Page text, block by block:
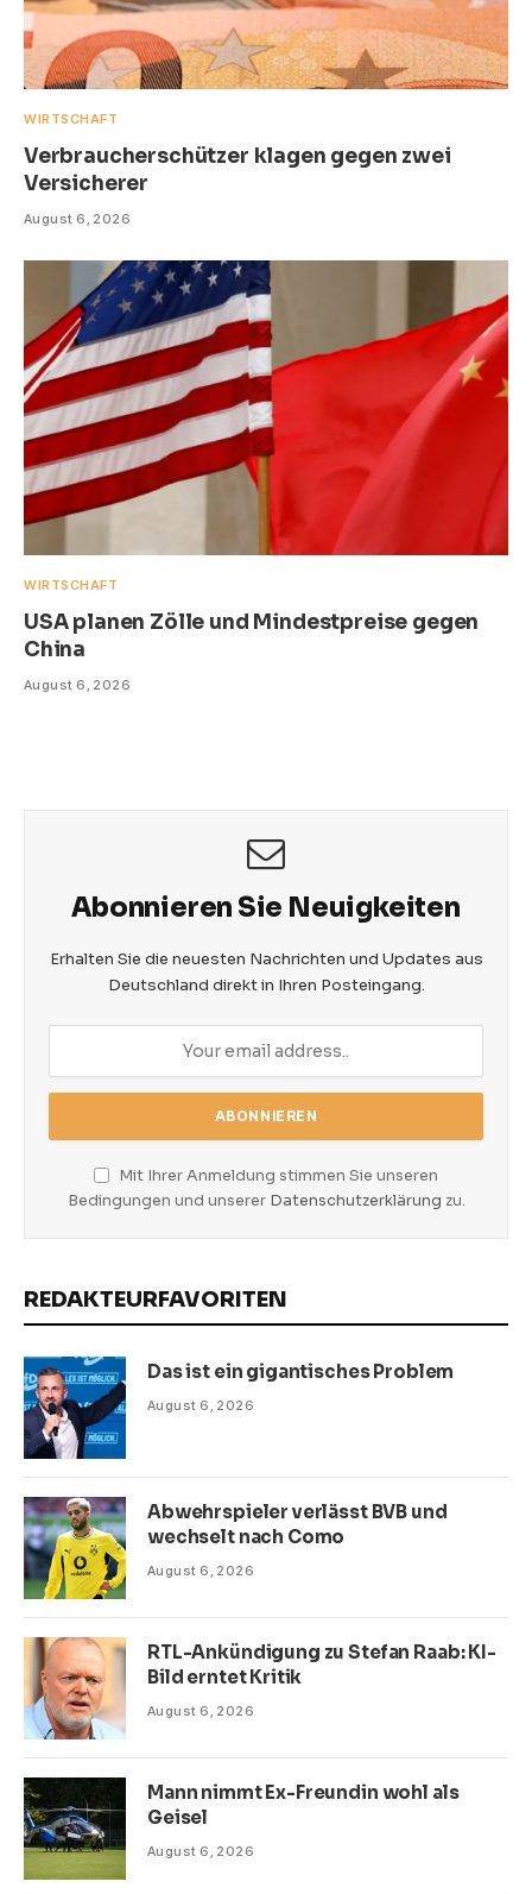
WIRTSCHAFT
Verbraucherschützer klagen gegen zwei
Versicherer
August 6, 2026
WIRTSCHAFT
USA planen Zölle und Mindestpreise gegen
China
August 6, 2026
Abonnieren Sie Neuigkeiten
Erhalten Sie die neuesten Nachrichten und Updates aus
Deutschland direkt in Ihren Posteingang.
Mit Ihrer Anmeldung stimmen Sie unseren
Bedingungen und unserer Datenschutzerklärung zu.
REDAKTEURFAVORITEN
Das ist ein gigantisches Problem
August 6, 2026
Abwehrspieler verlässt BVB und
wechselt nach Como
August 6, 2026
RTL-Ankündigung zu Stefan Raab: KI-
Bild erntet Kritik
August 6, 2026
Mann nimmt Ex-Freundin wohl als
Geisel
August 6, 2026